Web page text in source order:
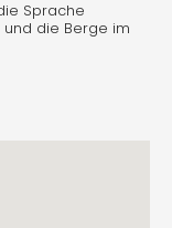
Sprache
die Berge im